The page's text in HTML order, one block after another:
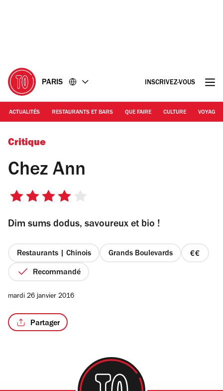
PARIS INSCRIVEZ-VOUS
ACTUALITÉS RESTAURANTS ET BARS QUE FAIRE CULTURE VOYAGE
© Jonathan Perugia
Critique
Chez Ann
4
5
Dim sums dodus, savoureux et bio !
Restaurants | Chinois Grands Boulevards
prix
Recommandé
mardi 26 janvier 2016
Partager